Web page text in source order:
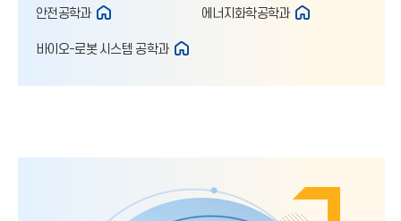
안전공학과 에너지화학공학과
바이오-로봇 시스템 공학과